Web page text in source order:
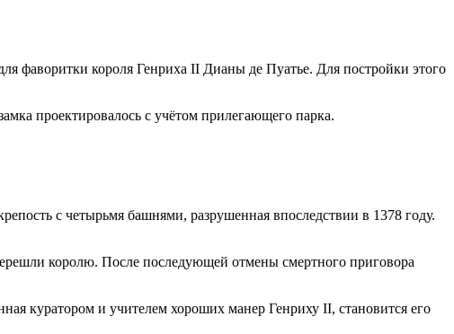
фаворитки короля Генриха II Дианы де Пуатье. Для постройки этого
проектировалось с учётом прилегающего парка.
с четырьмя башнями, разрушенная впоследствии в 1378 году.
королю. После последующей отмены смертного приговора
куратором и учителем хороших манер Генриху II, становится его